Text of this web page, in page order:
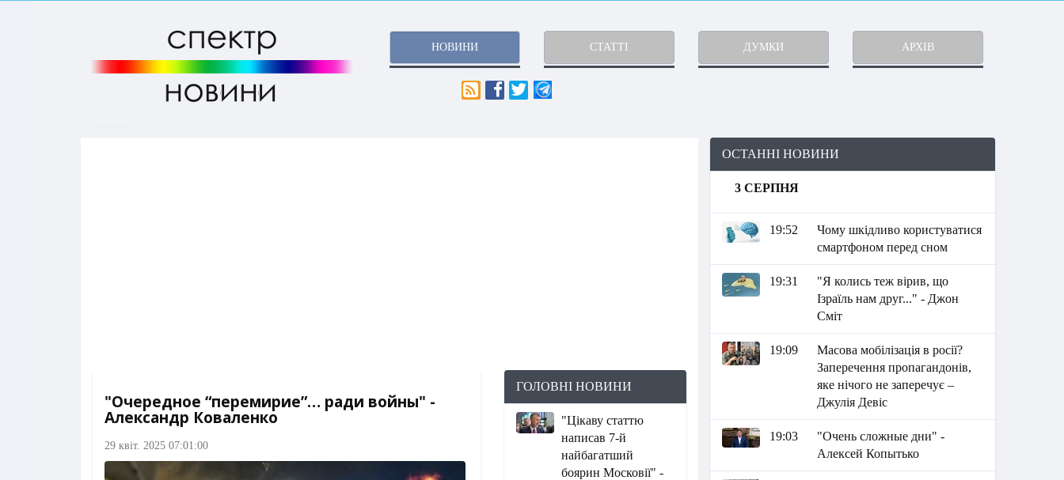
НОВИНИ СТАТТІ ДУМКИ АРХІВ
"Очередное “перемирие”… ради войны" -
Александр Коваленко
29 квіт. 2025 07:01:00
ГОЛОВНІ НОВИНИ
"Цікаву статтю
написав 7-й
найбагатший
боярин Московії" -
ОСТАННІ НОВИНИ
3 СЕРПНЯ
19:52
Чому шкідливо користуватися
смартфоном перед сном
19:31
"Я колись теж вірив, що
Ізраїль нам друг..." - Джон
Сміт
19:09
Масова мобілізація в росії?
Заперечення пропагандонів,
яке нічого не заперечує –
Джулія Девіс
19:03
"Очень сложные дни" -
Алексей Копытько